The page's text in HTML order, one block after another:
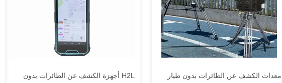
معدات الكشف عن الطائرات بدون طيار
H2L أجهزة الكشف عن الطائرات بدون